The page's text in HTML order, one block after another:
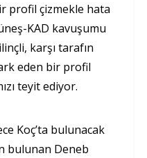
profil çizmekle hata
KAD kavuşumu
karşı tarafın
eden bir profil
teyit ediyor.
Koç’ta bulunacak
bulunan Deneb